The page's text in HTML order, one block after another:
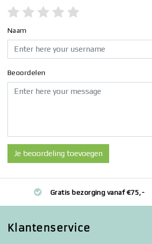
Naam
Beoordelen
Je beoordeling toevoegen
Gratis bezorging vanaf €75,-
Klantenservice